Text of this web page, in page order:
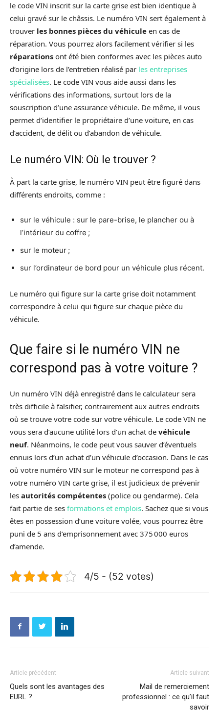
le code VIN inscrit sur la carte grise est bien identique à
celui gravé sur le châssis. Le numéro VIN sert également à
trouver les bonnes pièces du véhicule en cas de
réparation. Vous pourrez alors facilement vérifier si les
réparations ont été bien conformes avec les pièces auto
d’origine lors de l’entretien réalisé par les entreprises
spécialisées. Le code VIN vous aide aussi dans les
vérifications des informations, surtout lors de la
souscription d’une assurance véhicule. De même, il vous
permet d’identifier le propriétaire d’une voiture, en cas
d’accident, de délit ou d’abandon de véhicule.
Le numéro VIN: Où le trouver ?
À part la carte grise, le numéro VIN peut être figuré dans
différents endroits, comme :
sur le véhicule : sur le pare-brise, le plancher ou à
l’intérieur du coffre ;
sur le moteur ;
sur l’ordinateur de bord pour un véhicule plus récent.
Le numéro qui figure sur la carte grise doit notamment
correspondre à celui qui figure sur chaque pièce du
véhicule.
Que faire si le numéro VIN ne
correspond pas à votre voiture ?
Un numéro VIN déjà enregistré dans le calculateur sera
très difficile à falsifier, contrairement aux autres endroits
où se trouve votre code sur votre véhicule. Le code VIN ne
vous sera d’aucune utilité lors d’un achat de véhicule
neuf. Néanmoins, le code peut vous sauver d’éventuels
ennuis lors d’un achat d’un véhicule d’occasion. Dans le cas
où votre numéro VIN sur le moteur ne correspond pas à
votre numéro VIN carte grise, il est judicieux de prévenir
les autorités compétentes (police ou gendarme). Cela
fait partie de ses formations et emplois. Sachez que si vous
êtes en possession d’une voiture volée, vous pourrez être
puni de 5 ans d’emprisonnement avec 375 000 euros
d’amende.
4/5 - (52 votes)
Article précédent
Quels sont les avantages des
EURL ?
Article suivant
Mail de remerciement
professionnel : ce qu’il faut
savoir